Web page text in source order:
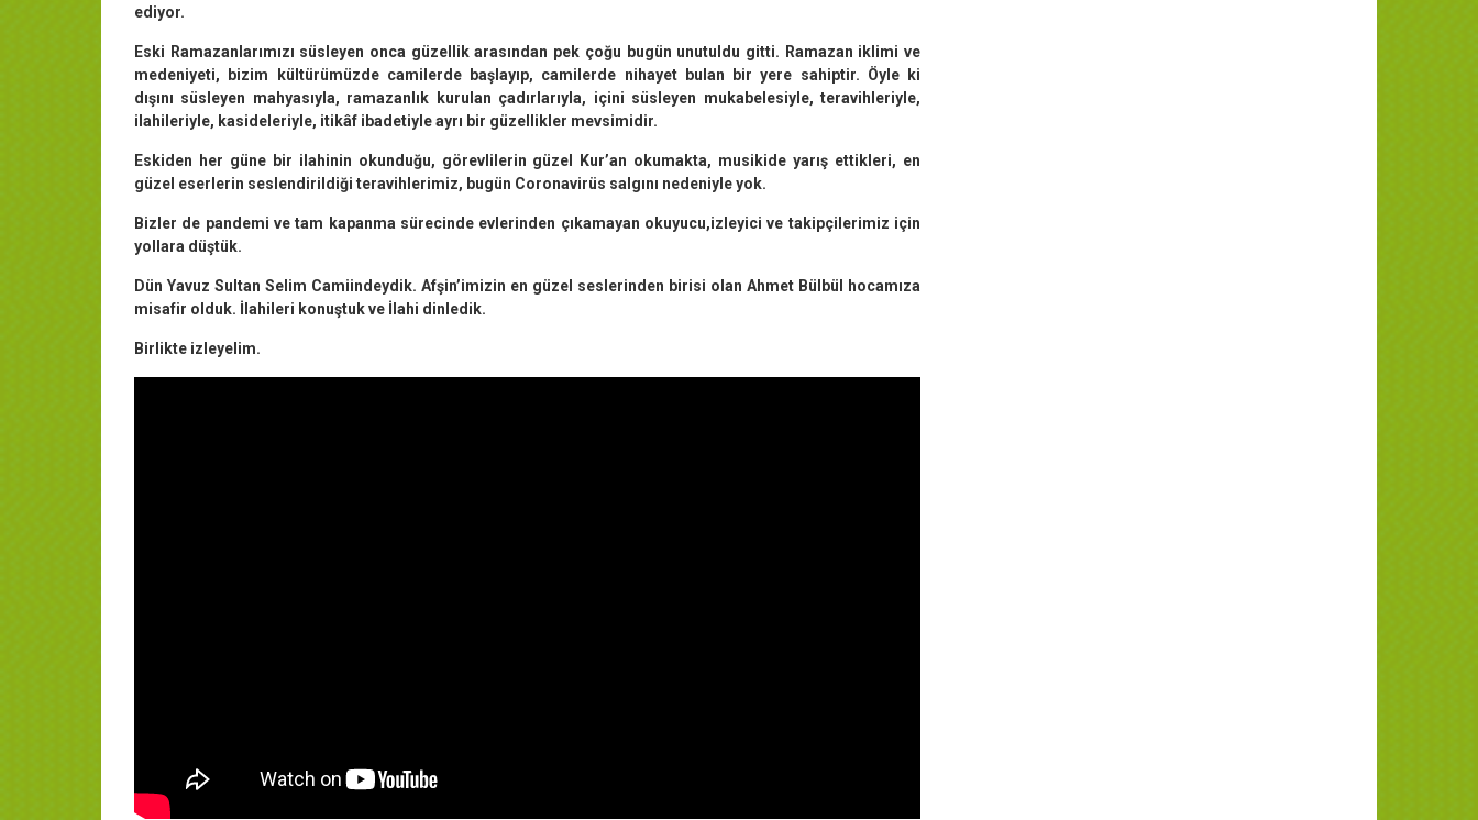
ediyor.
Eski Ramazanlarımızı süsleyen onca güzellik arasından pek çoğu bugün unutuldu gitti. Ramazan iklimi ve
medeniyeti, bizim kültürümüzde camilerde başlayıp, camilerde nihayet bulan bir yere sahiptir. Öyle ki
dışını süsleyen mahyasıyla, ramazanlık kurulan çadırlarıyla, içini süsleyen mukabelesiyle, teravihleriyle,
ilahileriyle, kasideleriyle, itikâf ibadetiyle ayrı bir güzellikler mevsimidir.
Eskiden her güne bir ilahinin okunduğu, görevlilerin güzel Kur’an okumakta, musikide yarış ettikleri, en
güzel eserlerin seslendirildiği teravihlerimiz, bugün Coronavirüs salgını nedeniyle yok.
Bizler de pandemi ve tam kapanma sürecinde evlerinden çıkamayan okuyucu,izleyici ve takipçilerimiz için
yollara düştük.
Dün Yavuz Sultan Selim Camiindeydik. Afşin’imizin en güzel seslerinden birisi olan Ahmet Bülbül hocamıza
misafir olduk. İlahileri konuştuk ve İlahi dinledik.
Birlikte izleyelim.